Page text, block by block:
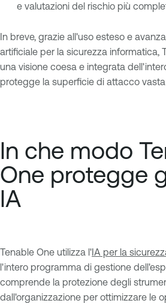
e valutazioni del rischio più
In breve, grazie all'uso esteso e
artificiale per la sicurezza informatica,
una visione coesa e integrata
protegge la superficie di attacco
In che modo
One protegge
IA
Tenable One utilizza l'IA per la
l'intero programma di gestione
comprende la protezione degli
dall'organizzazione per ottimizzare le